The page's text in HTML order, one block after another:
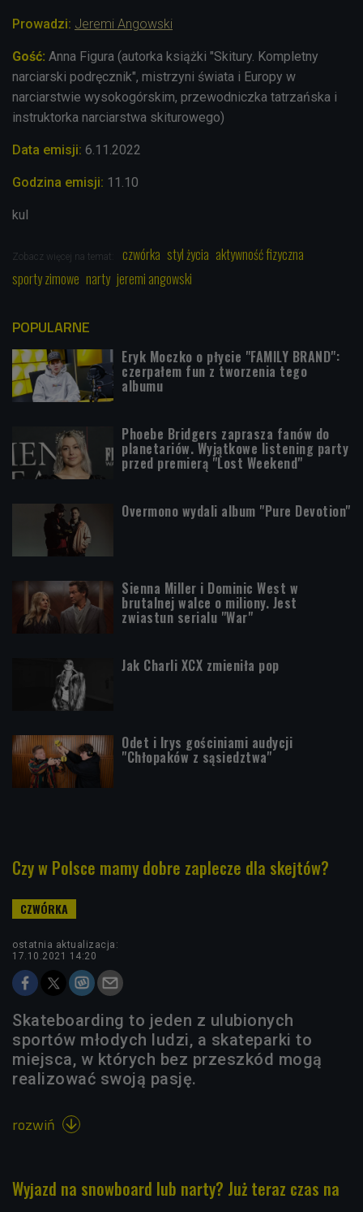
Prowadzi: Jeremi Angowski
Gość: Anna Figura (autorka książki "Skitury. Kompletny
narciarski podręcznik", mistrzyni świata i Europy w
narciarstwie wysokogórskim, przewodniczka tatrzańska i
instruktorka narciarstwa skiturowego)
Data emisji: 6.11.2022
Godzina emisji: 11.10
kul
Zobacz więcej na temat: czwórka styl życia aktywność fizyczna
sporty zimowe narty jeremi angowski
POPULARNE
Eryk Moczko o płycie "FAMILY BRAND":
czerpałem fun z tworzenia tego
albumu
Phoebe Bridgers zaprasza fanów do
planetariów. Wyjątkowe listening party
przed premierą "Lost Weekend"
Overmono wydali album "Pure Devotion"
Sienna Miller i Dominic West w
brutalnej walce o miliony. Jest
zwiastun serialu "War"
Jak Charli XCX zmieniła pop
Odet i Irys gościniami audycji
"Chłopaków z sąsiedztwa"
Czy w Polsce mamy dobre zaplecze dla skejtów?
ostatnia aktualizacja:
17.10.2021 14:20
Skateboarding to jeden z ulubionych
sportów młodych ludzi, a skateparki to
miejsca, w których bez przeszkód mogą
realizować swoją pasję.
rozwiń 
Wyjazd na snowboard lub narty? Już teraz czas na